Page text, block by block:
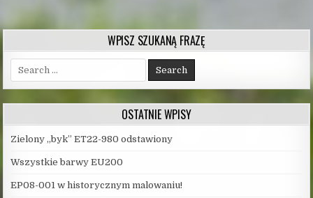
WPISZ SZUKANĄ FRAZĘ
Search
for:
OSTATNIE WPISY
Zielony „byk” ET22-980 odstawiony
Wszystkie barwy EU200
EP08-001 w historycznym malowaniu!